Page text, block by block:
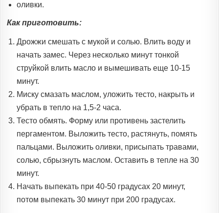
оливки.
Как приготовить:
Дрожжи смешать с мукой и солью. Влить воду и
начать замес. Через несколько минут тонкой
струйкой влить масло и вымешивать еще 10-15
минут.
Миску смазать маслом, уложить тесто, накрыть и
убрать в тепло на 1,5-2 часа.
Тесто обмять. Форму или противень застелить
пергаментом. Выложить тесто, растянуть, помять
пальцами. Выложить оливки, присыпать травами,
солью, сбрызнуть маслом. Оставить в тепле на 30
минут.
Начать выпекать при 40-50 градусах 20 минут,
потом выпекать 30 минут при 200 градусах.